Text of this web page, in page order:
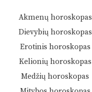
Akmenų horoskopas
Dievybių horoskopas
Erotinis horoskopas
Kelionių horoskopas
Medžių horoskopas